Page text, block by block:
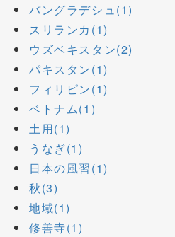
バングラデシュ(1)
スリランカ(1)
ウズベキスタン(2)
パキスタン(1)
フィリピン(1)
ベトナム(1)
土用(1)
うなぎ(1)
日本の風習(1)
秋(3)
地域(1)
修善寺(1)